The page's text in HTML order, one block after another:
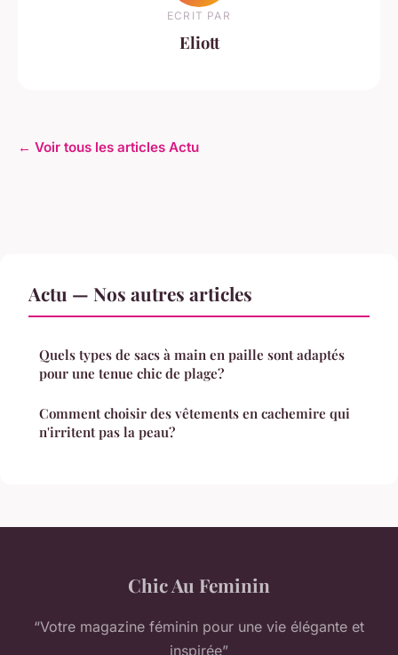
ECRIT PAR
Eliott
← Voir tous les articles Actu
Actu — Nos autres articles
Quels types de sacs à main en paille sont adaptés
pour une tenue chic de plage?
Comment choisir des vêtements en cachemire qui
n'irritent pas la peau?
Chic Au Feminin
“Votre magazine féminin pour une vie élégante et
inspirée”